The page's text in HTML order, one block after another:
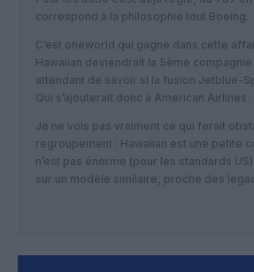
correspond à la philosophie tout Boeing.
C’est oneworld qui gagne dans cette
Hawaiian deviendrait la 5ème
attendant de savoir si la fusion Jetblue-
Qui s’ajouterait donc à American Airlines.
Je ne vois pas vraiment ce qui ferait
regroupement : Hawaiian est une petite
n’est pas énorme (pour les standards
sur un modèle similaire, proche des